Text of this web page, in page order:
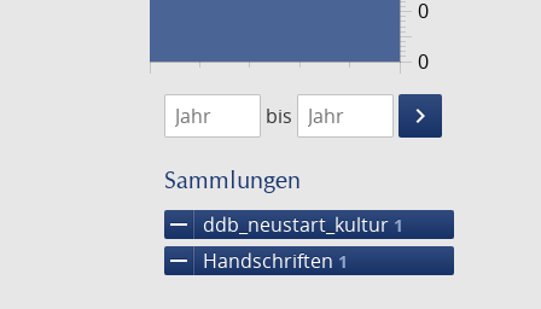
0
0
1474
1475
bis
keyboard_arrow_right
Suche
Sammlungen
remove ddb_neustart_kultur 1
remove Handschriften 1